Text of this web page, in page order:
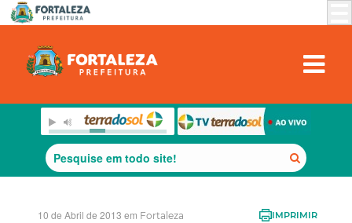
10 de Abril de 2013 em Fortaleza IMPRIMIR